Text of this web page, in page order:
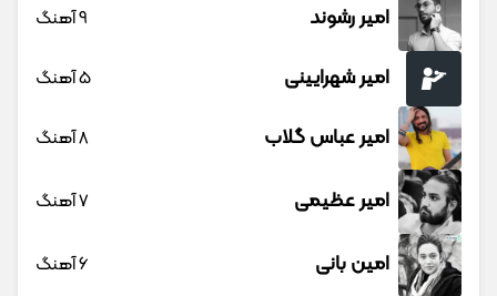
امیر رشوند 9 آهنگ
امیر شهرایینی 5 آهنگ
امیر عباس گلاب 8 آهنگ
امیر عظیمی 7 آهنگ
امین بانی 6 آهنگ